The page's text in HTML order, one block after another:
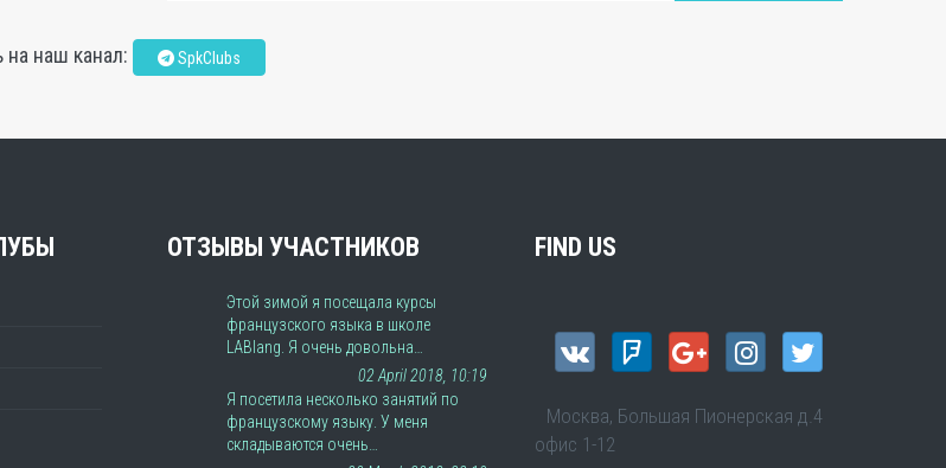
на наш канал: SpkClubs
ОТЗЫВЫ УЧАСТНИКОВ
Этой зимой я посещала курсы
французского языка в школе
LABlang. Я очень довольна…
02 April 2018, 10:19
Я посетила несколько занятий по
французскому языку. У меня
складываются очень…
FIND US
Москва, Большая Пионерская д.4
офис 1-12